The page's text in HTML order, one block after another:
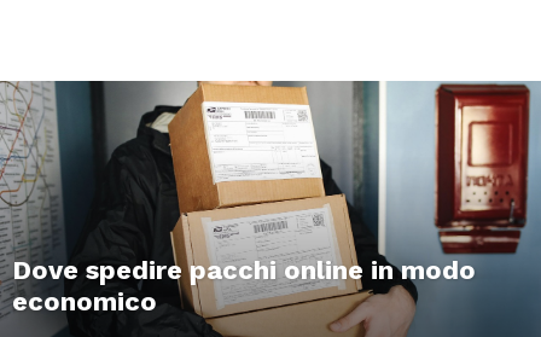
Dove spedire pacchi online in modo
economico